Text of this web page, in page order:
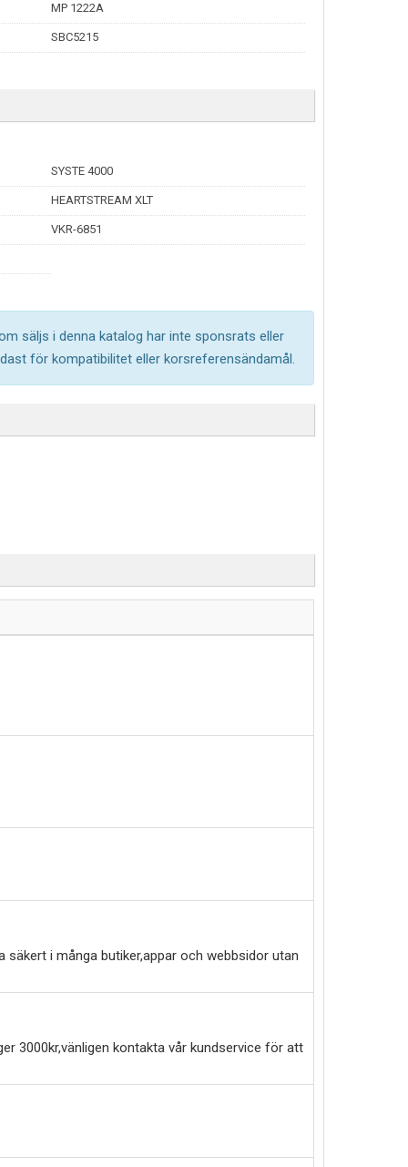
MP 1222A
SBC5215
SYSTE 4000
HEARTSTREAM XLT
VKR-6851
säljs i denna katalog har inte sponsrats eller
för kompatibilitet eller korsreferensändamål.
säkert i många butiker,appar och webbsidor utan
3000kr,vänligen kontakta vår kundservice för att